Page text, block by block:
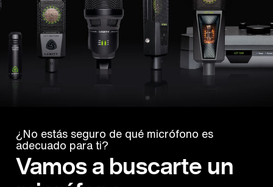
¿No estás seguro de qué micrófono es
adecuado para ti?
Vamos a buscarte un